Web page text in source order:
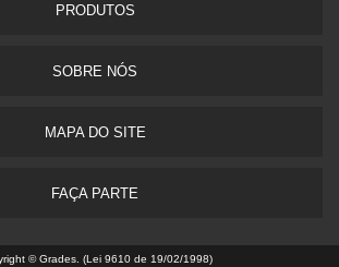
PRODUTOS
SOBRE NÓS
MAPA DO SITE
FAÇA PARTE
© Grades. (Lei 9610 de 19/02/1998)